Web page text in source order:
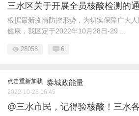
三水区关于开展全员核酸检测的
根据最新疫情防控形势，为切实保障广大
健康，我区定于2022年10月28日-29 ...
28058 6
点击重新加载 淼城政能量
2022-10-28 16:45
@三水市民，记得验核酸！三水